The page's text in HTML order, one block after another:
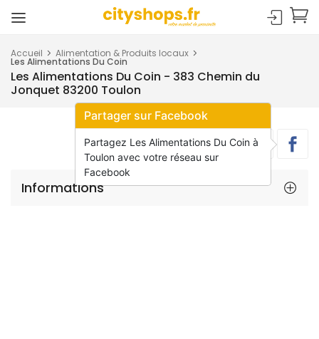
Accueil Alimentation & Produits locaux
Les Alimentations Du Coin
Les Alimentations Du Coin - 383 Chemin du
Jonquet 83200 Toulon
Informations
Partager sur Facebook
Partagez Les Alimentations Du Coin à
Toulon avec votre réseau sur
Facebook